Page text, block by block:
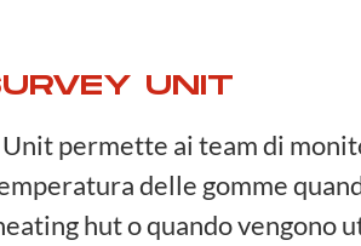
UNIT
Unit permette ai team di
delle gomme
hut o quando vengono